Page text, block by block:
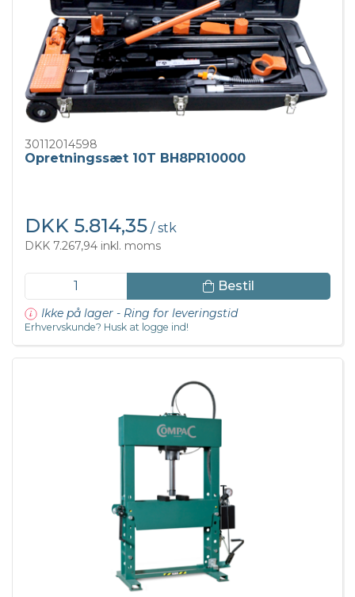
30112014598
Opretningssæt 10T BH8PR10000
DKK 5.814,35 / stk
DKK 7.267,94 inkl. moms
Bestil
Ikke på lager - Ring for leveringstid
Erhvervskunde? Husk at logge ind!